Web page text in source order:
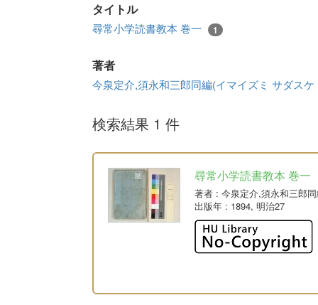
タイトル
尋常小学読書教本 巻一 1
著者
今泉定介,須永和三郎同編(イマイズミ サダス
検索結果 1 件
尋常小学読書教本 巻一
著者 : 今泉定介,須永和三郎
出版年 : 1894, 明治27